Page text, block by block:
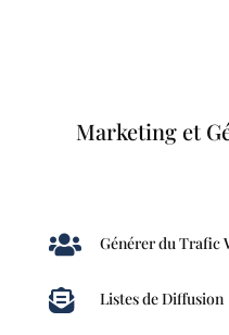
Marketing et
 Générer du Trafic
 Listes de Diffusion